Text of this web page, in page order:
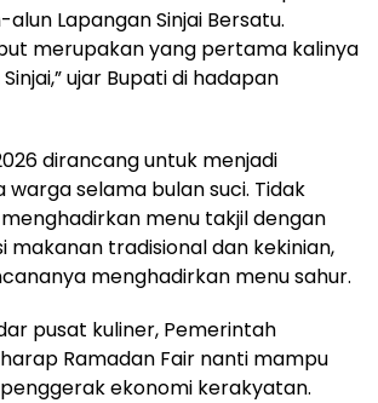
alun Lapangan Sinjai Bersatu.
merupakan yang pertama kalinya
ujar Bupati di hadapan
dirancang untuk menjadi
warga selama bulan suci. Tidak
menu takjil dengan
makanan tradisional dan kekinian,
menghadirkan menu sahur.
pusat kuliner, Pemerintah
Ramadan Fair nanti mampu
ekonomi kerakyatan.